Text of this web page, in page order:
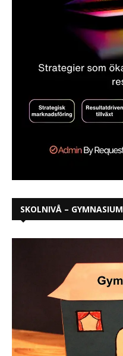
SKOLNIVÅ – GYMNASIUM